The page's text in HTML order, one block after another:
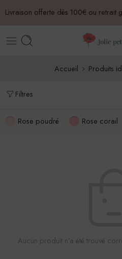
Livraison offerte dès 100€ ou retrait
Accueil Produits
Filtres
Rose poudré Rose corail
Aucun produit n'a été trouvé